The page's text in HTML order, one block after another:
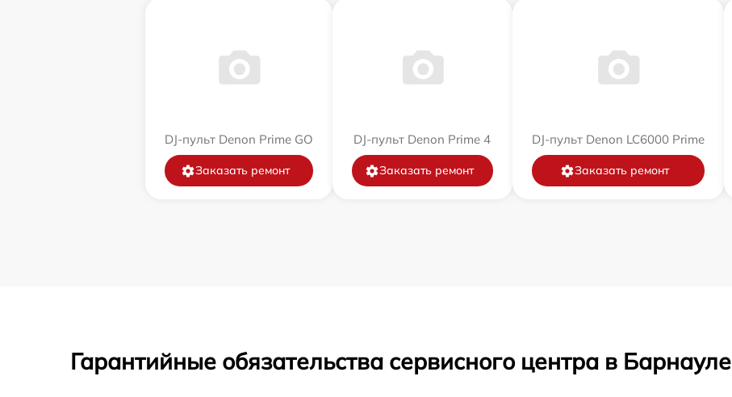
DJ-пульт Denon Prime GO
Заказать ремонт
DJ-пульт Denon Prime 4
Заказать ремонт
DJ-пульт Denon LC6000 Prime
Заказать ремонт
Гарантийные обязательства сервисного центра в Барнауле